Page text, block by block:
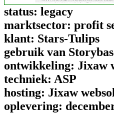
status: legacy
marktsector: profit
klant: Stars-Tulips
gebruik van
ontwikkeling: Jixaw
techniek: ASP
hosting: Jixaw
oplevering: